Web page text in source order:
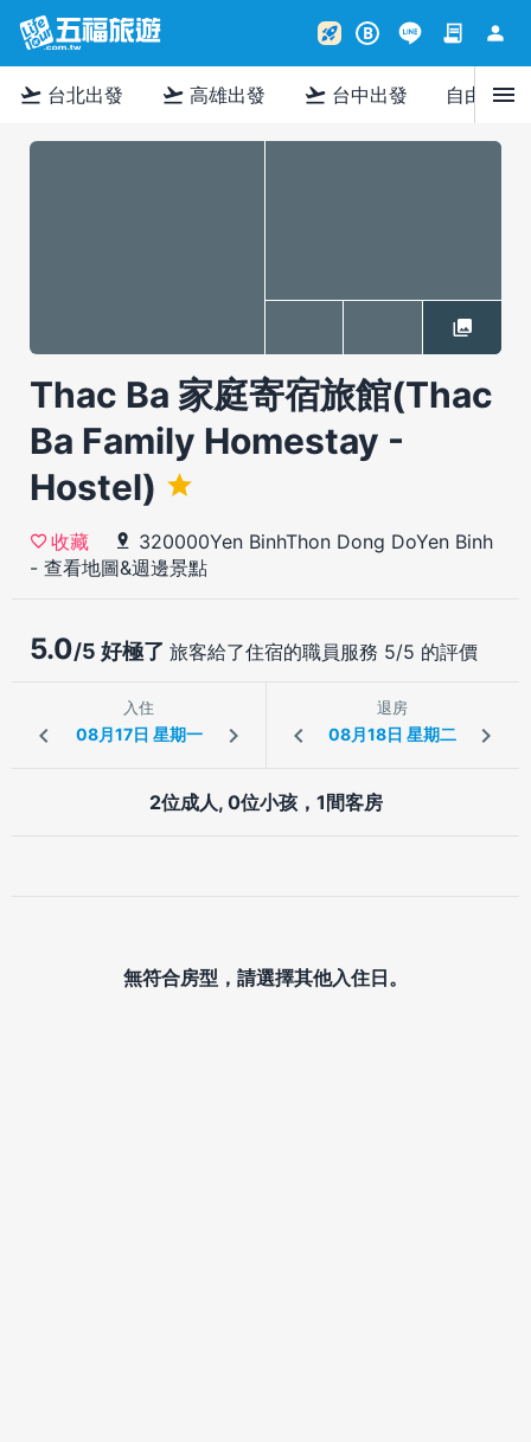
rocket_launch B contract person
flight_takeoff 台北出發 flight_takeoff 高雄出發 flight_takeoff 台中出發 自由行menu
Thac Ba 家庭寄宿旅館(Thac
Ba Family Homestay -
Hostel)
收藏
320000Yen BinhThon Dong DoYen Binh
- 查看地圖&週邊景點
5.0/5 好極了 旅客給了住宿的職員服務 5/5 的評價
入住 退房
2位成人, 0位小孩，1間客房
無符合房型，請選擇其他入住日。